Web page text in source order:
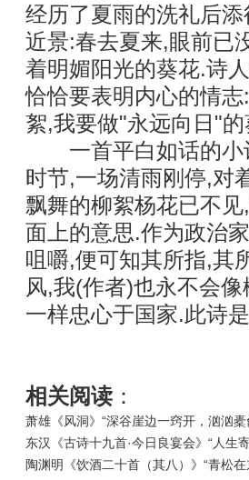
经历了夏雨的洗礼后
近景:春去夏来,眼前已
着明媚阳光的葵花.诗
恰恰要表明内心的情
絮,我要做"永远向日"的
一首平白如话的小
时节,一场清雨刚停,对
飘舞的柳絮杨花已不
面上的意思.作为政治
咀嚼,便可知其所指,其
风,我(作者)也永不会
一样忠心于国家.此诗
相关阅读 ：
萧雄《风洞》“深谷崖边一窍开，汹汹橐
东汉《古诗十九首·今日良宴会》“人生
陶渊明《饮酒二十首（其八）》“青松